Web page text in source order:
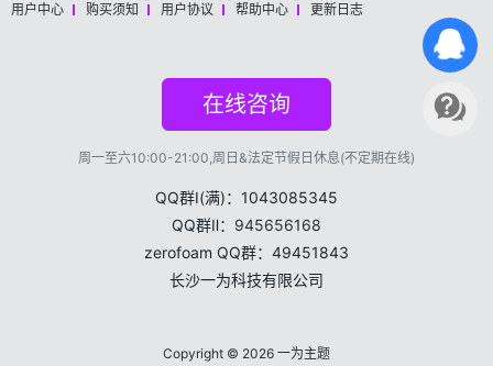
用户中心 购买须知 用户协议 帮助中心 更新日志
在线咨询
周一至六10:00-21:00,周日&法定节假日休息(不定期在线)
QQ群Ⅰ(满)：1043085345
QQ群Ⅱ： 945656168
zerofoam QQ群：49451843
长沙一为科技有限公司
Copyright © 2026 一为主题